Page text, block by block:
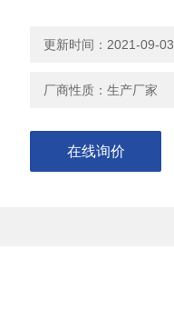
更新时间：2021-09-03
厂商性质：生产厂家
在线询价